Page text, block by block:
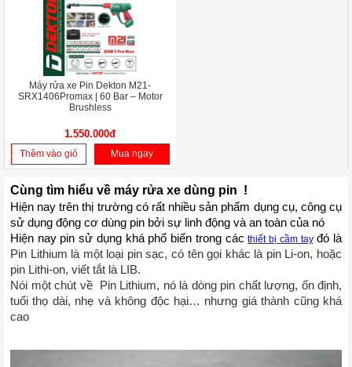
Máy rửa xe Pin Dekton M21-
SRX1406Promax | 60 Bar – Motor
Brushless
1.550.000đ
Thêm vào giỏ Mua ngay
Cùng tìm hiểu về máy rửa xe dùng pin  !
Hiện nay trên thị trường có rất nhiều sản phẩm dụng cụ, công cụ
sử dụng động cơ dùng pin bởi sự linh động và an toàn của nó
Hiện nay pin sử dụng khá phổ biến trong các thiết bị cầm tay
đó là
Pin Lithium là một loại pin sạc, có tên gọi khác là pin Li-on, hoặc
pin Lithi-on, viết tắt là LIB.
Nói một chút về
Pin Lithium, nó là dòng pin chất lượng, ổn định,
tuổi thọ dài, nhẹ và không độc hại… nhưng giá thành cũng khá
cao